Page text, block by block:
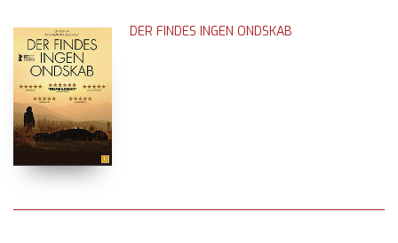
DER FINDES INGEN ONDSKAB